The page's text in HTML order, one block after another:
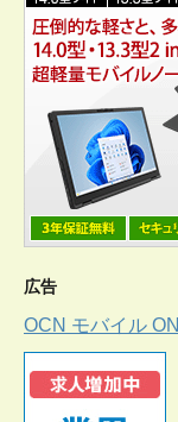
広告
OCN モバイル